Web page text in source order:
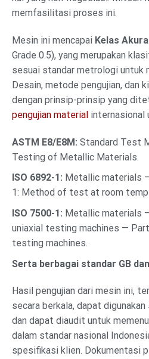
memfasilitasi proses ini.
Mesin ini mencapai Kelas
Grade 0.5), yang merupakan
sesuai standar metrologi untuk
Desain, metode pengujian, dan
dengan prinsip-prinsip yang
pengujian material internasional
ASTM E8/E8M: Standard Test
Testing of Metallic Materials.
ISO 6892-1: Metallic materials
1: Method of test at room
ISO 7500-1: Metallic materials
uniaxial testing machines —
testing machines.
Serta berbagai standar GB
Hasil pengujian dari mesin ini,
secara berkala, dapat
dan dapat diaudit untuk
dalam standar nasional
spesifikasi klien. Dokumentasi